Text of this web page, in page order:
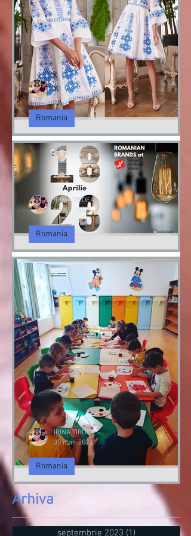
Ziua Internationala a Iei | 24 iunie
Ziua Internationala a Iei
Romanesti| 24 iunie
24 iunie| Ziua Internationala a Iei
Romanesti
Romania
IRINA TIRDEA
24 iun. 2023
Romania participa la ‘Salonul
de Mobila Milano 2023 | IRIS
TV | Irina Tirdea
Romania participa la Salonul de Mobila
Milano 2023
Romania
IRINA TIRDEA
17 apr. 2023
Talente Romanesti in Italia
Romania
IRINA TIRDEA
30 mar. 2023
Arhiva